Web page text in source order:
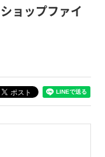
ョップファイ